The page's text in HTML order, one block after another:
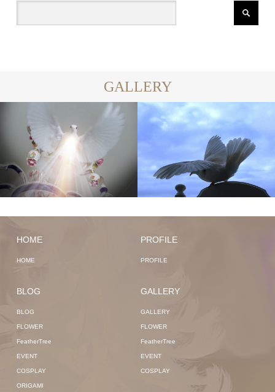
GALLERY
HOME
HOME
PROFILE
PROFILE
BLOG
BLOG
FLOWER
FeatherTree
EVENT
COSPLAY
ORIGAMI
GALLERY
GALLERY
FLOWER
FeatherTree
EVENT
COSPLAY